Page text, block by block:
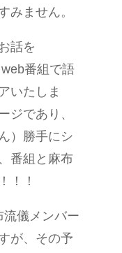
みません。
話を
番組で語
いたしま
ジであり、
）勝手にシ
番組と麻布
！！
儀メンバー
が、その予